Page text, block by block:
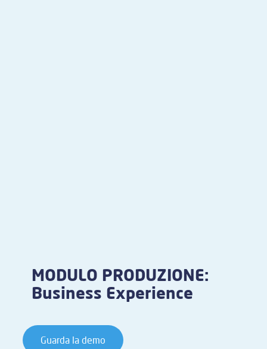
MODULO PRODUZIONE:
Business Experience
Guarda la demo